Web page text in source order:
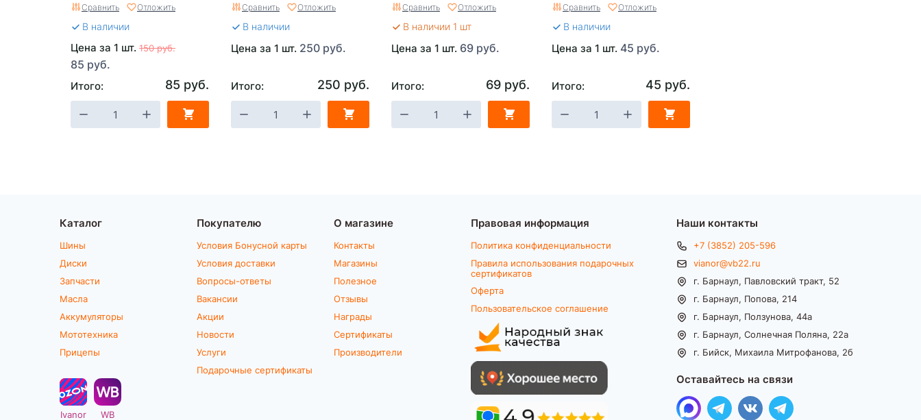
Сравнить Отложить
В наличии
Цена за 1 шт. 150 руб.
85 руб.
Итого: 85 руб.
Сравнить Отложить
В наличии
Цена за 1 шт. 250 руб.
Итого: 250 руб.
Сравнить Отложить
В наличии 1 шт
Цена за 1 шт. 69 руб.
Итого: 69 руб.
Сравнить Отложить
В наличии
Цена за 1 шт. 45 руб.
Итого: 45 руб.
Каталог
Шины
Диски
Запчасти
Масла
Аккумуляторы
Мототехника
Прицепы
Ivanor WB
Покупателю
Условия Бонусной карты
Условия доставки
Вопросы-ответы
Вакансии
Акции
Новости
Услуги
Подарочные сертификаты
О магазине
Контакты
Магазины
Полезное
Отзывы
Награды
Сертификаты
Производители
Правовая информация
Политика конфиденциальности
Правила использования подарочных
сертификатов
Оферта
Пользовательское соглашение
Наши контакты
+7 (3852) 205-596
vianor@vb22.ru
г. Барнаул, Павловский тракт, 52
г. Барнаул, Попова, 214
г. Барнаул, Ползунова, 44а
г. Барнаул, Солнечная Поляна, 22а
г. Бийск, Михаила Митрофанова, 2б
Оставайтесь на связи